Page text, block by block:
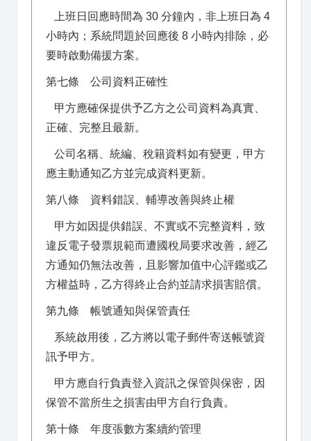
上班日回應時間為 30 分鐘內，非上班日為 4
小時內；系統問題於回應後 8 小時內排除，必
要時啟動備援方案。
第七條 公司資料正確性
甲方應確保提供予乙方之公司資料為真實、
正確、完整且最新。
公司名稱、統編、稅籍資料如有變更，甲方
應主動通知乙方並完成資料更新。
第八條 資料錯誤、輔導改善與終止權
甲方如因提供錯誤、不實或不完整資料，致
違反電子發票規範而遭國稅局要求改善，經乙
方通知仍無法改善，且影響加值中心評鑑或乙
方權益時，乙方得終止合約並請求損害賠償。
第九條 帳號通知與保管責任
系統啟用後，乙方將以電子郵件寄送帳號資
訊予甲方。
甲方應自行負責登入資訊之保管與保密，因
保管不當所生之損害由甲方自行負責。
第十條 年度張數方案續約管理